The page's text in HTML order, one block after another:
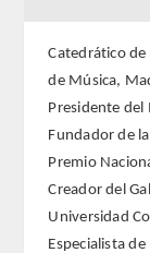
JUNTA DE
NORMATIVA
ESTATUTOS
Catedrático
de Música,
Presidente
Fundador de
Premio
Creador del
Universidad
Especialista